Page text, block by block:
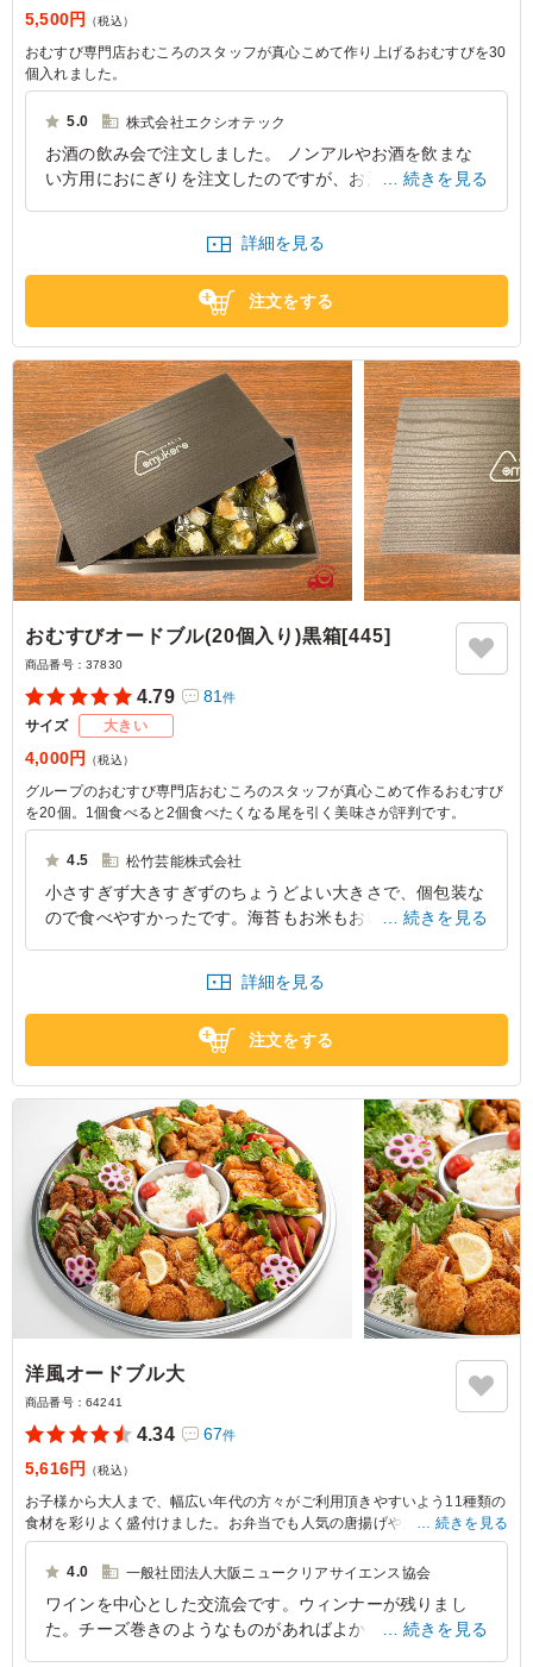
5,500円 （税込）
おむすび専門店おむころのスタッフが真心こめて作り上げるおむすびを30
個入れました。
5.0 株式会社エクシオテック
お酒の飲み会で注文しました。 ノンアルやお酒を飲まな
い方用におにぎりを注文したのですが、お酒を飲む方にも
大阪府大阪市中央区内本町
続きを見る
詳細を見る
注文をする
おむすびオードブル(20個入り)黒箱[445]
商品番号： 37830
4.79 81件
サイズ 大きい
4,000円 （税込）
グループのおむすび専門店おむころのスタッフが真心こめて作るおむすび
を20個。1個食べると2個食べたくなる尾を引く美味さが評判です。
4.5 松竹芸能株式会社
小さすぎず大きすぎずのちょうどよい大きさで、個包装な
ので食べやすかったです。海苔もお米もおいしかったで
大阪府大阪市中央区東心斎橋2026/06/01
続きを見る
詳細を見る
注文をする
洋風オードブル大
商品番号： 64241
4.34 67件
5,616円 （税込）
お子様から大人まで、幅広い年代の方々がご利用頂きやすいよう11種類の
食材を彩りよく盛付けました。お弁当でも人気の唐揚げやカニ爪クリーミ
ーフライ、スイーツ替わりのさつまいもレモン煮、お子様に人気のハンバ
ーグやウインナーなどをお薦め食材がぎっしり詰まったオードブルです。
※大サイズは8～10名様用です。
続きを見る
4.0 一般社団法人大阪ニュークリアサイエンス協会
ワインを中心とした交流会です。ウィンナーが残りまし
た。チーズ巻きのようなものがあればよかったかなと思い
続きを見る